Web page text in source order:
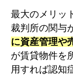
最大のメリッ
裁判所の関与
に資産管理や
が賃貸物件を
用すれば認知